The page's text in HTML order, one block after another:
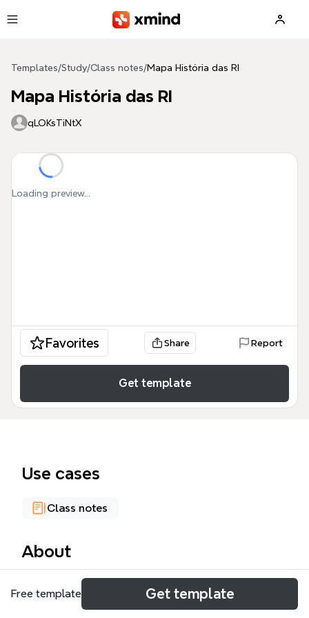
Templates/Study/Class notes/Mapa História das RI
Mapa História das RI
qLOKsTiNtX
Loading preview...
Favorites Share Report
Get template
Use cases
Class notes
About
O template 'Mapa História das RI' oferece uma
análise detalhada da história das relações
Free template Get template